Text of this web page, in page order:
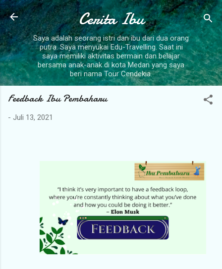
Langsung ke konten utama
Cerita Ibu
Saya adalah seorang istri dan ibu dari dua orang
putra. Saya menyukai Edu-Travelling. Saat ini
saya memiliki aktivitas bermain dan belajar
bersama anak-anak di kota Medan yang saya
beri nama Tour Cendekia.
Feedback Ibu Pembaharu
- Juli 13, 2021